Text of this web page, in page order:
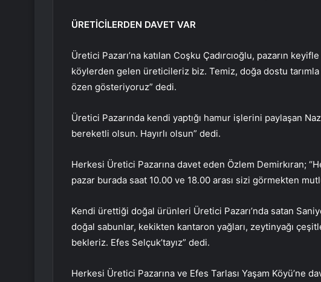
ÜRETİCİLERDEN DAVET VAR
Üretici Pazarı’na katılan Coşku Çadırcıoğlu, pazarın
köylerden gelen üreticileriz biz. Temiz, doğa dostu
özen gösteriyoruz” dedi.
Üretici Pazarında kendi yaptığı hamur işlerini paylaşan
bereketli olsun. Hayırlı olsun” dedi.
Herkesi Üretici Pazarına davet eden Özlem Demirkıran;
pazar burada saat 10.00 ve 18.00 arası sizi görmekten
Kendi ürettiği doğal ürünleri Üretici Pazarı’nda satan
doğal sabunlar, kekikten kantaron yağları, zeytinyağı
bekleriz. Efes Selçuk’tayız” dedi.
Herkesi Üretici Pazarına ve Efes Tarlası Yaşam Köyü’ne